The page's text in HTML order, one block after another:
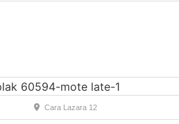
Cara Lazara 12